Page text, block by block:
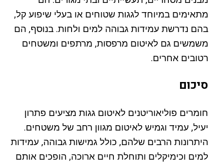
מתאימים במיוחד לגגות שטוחים או בעלי שיפוע קל,
בהם נדרשת עמידות גבוהה למים ולחות. בנוסף, הם
משמשים גם לאיטום מרפסות, מרתפים ומשטחים
רטובים אחרים.
סיכום
חומרים פוליאוריטנים לאיטום גגות מציעים פתרון
יעיל, עמיד וגמיש לאיטום מגוון רחב של משטחים.
היתרונות הרבים שלהם, כולל גמישות גבוהה, עמידות
למים וכימיקלים ותוחלת חיים ארוכה, הופכים אותם